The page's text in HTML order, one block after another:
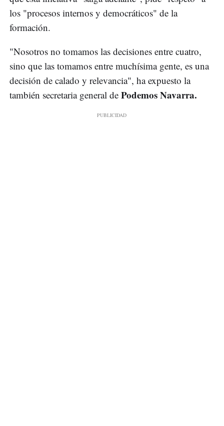
los "procesos internos y democráticos" de la
formación.
"Nosotros no tomamos las decisiones entre cuatro,
sino que las tomamos entre muchísima gente, es una
decisión de calado y relevancia", ha expuesto la
también secretaria general de Podemos Navarra.